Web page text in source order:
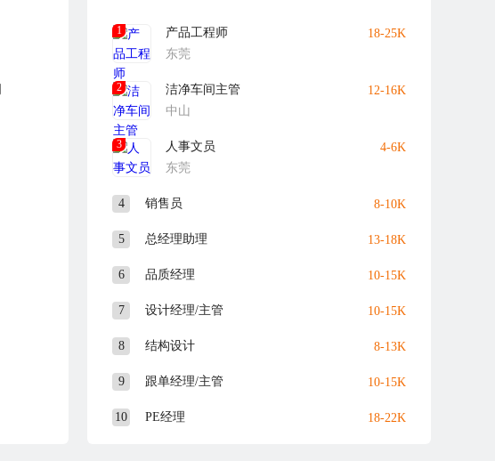
1
产品工程师
东莞
18-25K
2
洁净车间主管
中山
12-16K
3
人事文员
东莞
4-6K
4 销售员 8-10K
5 总经理助理 13-18K
6 品质经理 10-15K
7 设计经理/主管 10-15K
8 结构设计 8-13K
9 跟单经理/主管 10-15K
10 PE经理 18-22K